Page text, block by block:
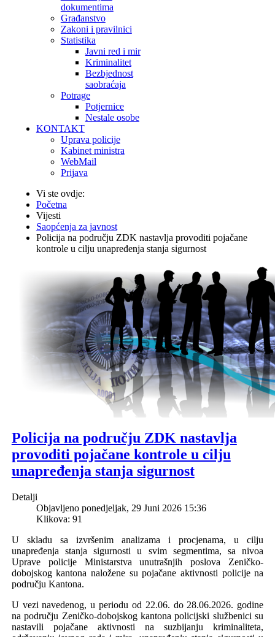
dokumentima
Građanstvo
Zakoni i pravilnici
Statistika
Javni red i mir
Kriminalitet
Bezbjednost
saobraćaja
Potrage
Potjernice
Nestale osobe
KONTAKT
Uprava policije
Kabinet ministra
WebMail
Prijava
Vi ste ovdje:
Početna
Vijesti
Saopćenja za javnost
Policija na području ZDK nastavlja provoditi pojačane
kontrole u cilju unapređenja stanja sigurnost
Policija na području ZDK nastavlja
provoditi pojačane kontrole u cilju
unapređenja stanja sigurnost
Detalji
Objavljeno ponedjeljak, 29 Juni 2026 15:36
Klikova: 91
U skladu sa izvršenim analizama i procjenama, u cilju
unapređenja stanja sigurnosti u svim segmentima, sa nivoa
Uprave policije Ministarstva unutrašnjih poslova Zeničko-
dobojskog kantona naložene su pojačane aktivnosti policije na
području Kantona.
U vezi navedenog, uperiodu od 22.06. do 28.06.2026. godine
na području Zeničko-dobojskog kantona policijski službenici su
nastavili pojačane aktivnosti na suzbijanju kriminaliteta,